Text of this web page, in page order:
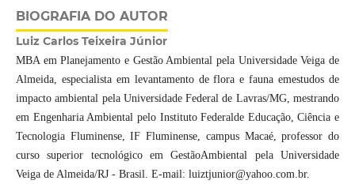
BIOGRAFIA DO AUTOR
Luiz Carlos Teixeira Júnior
MBA em Planejamento e Gestão Ambiental pela Universidade Veiga de
Almeida, especialista em levantamento de flora e fauna emestudos de
impacto ambiental pela Universidade Federal de Lavras/MG, mestrando
em Engenharia Ambiental pelo Instituto Federalde Educação, Ciência e
Tecnologia Fluminense, IF Fluminense, campus Macaé, professor do
curso superior tecnológico em GestãoAmbiental pela Universidade
Veiga de Almeida/RJ - Brasil. E-mail: luiztjunior@yahoo.com.br.